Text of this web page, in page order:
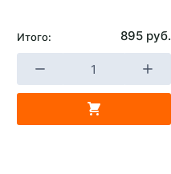
Итого: 895 руб.